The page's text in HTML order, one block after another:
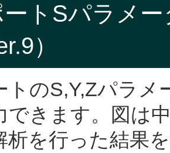
ートSパラメ
）
トのS,Y,Zパラ
できます。図は
析を行った結果